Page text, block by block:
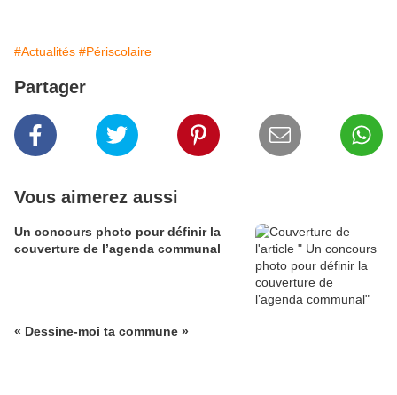
#Actualités #Périscolaire
Partager
Vous aimerez aussi
Un concours photo pour définir la
couverture de l’agenda communal
« Dessine-moi ta commune »